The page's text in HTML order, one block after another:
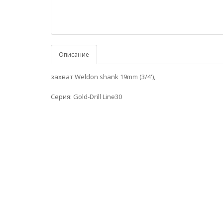
Описание
захвaт Weldon shank 19mm (3/4'),
Серия: Gold-Drill Line30